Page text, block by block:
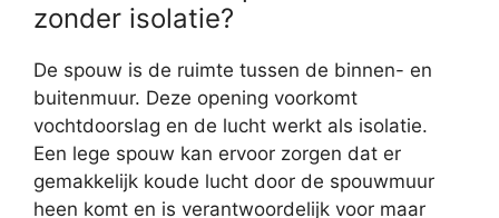
zonder isolatie?
De spouw is de ruimte tussen de binnen- en
buitenmuur. Deze opening voorkomt
vochtdoorslag en de lucht werkt als isolatie.
Een lege spouw kan ervoor zorgen dat er
gemakkelijk koude lucht door de spouwmuur
heen komt en is verantwoordelijk voor maar